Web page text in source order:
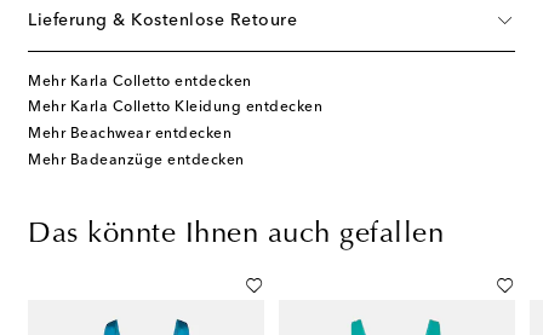
Lieferung & Kostenlose Retoure
Mehr Karla Colletto entdecken
Mehr Karla Colletto Kleidung entdecken
Mehr Beachwear entdecken
Mehr Badeanzüge entdecken
Das könnte Ihnen auch gefallen